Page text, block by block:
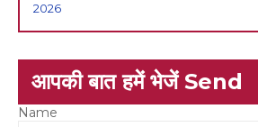
2026
आपकी बात हमें भेजें Send
Name